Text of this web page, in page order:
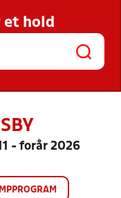
KLUBBER OG
et hold
- forår 2026